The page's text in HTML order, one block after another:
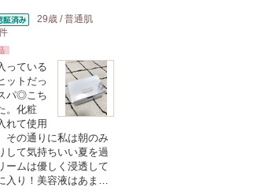
29歳 / 普通肌
っている
ットだっ
パ◎こち
。化粧
れて使用
その通りに私は朝のみ
して気持ちいい夏を過
ームは優しく浸透して
入り！美容液はあま…